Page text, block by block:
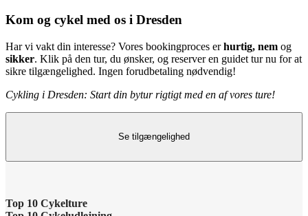
Kom og cykel med os i Dresden
Har vi vakt din interesse? Vores bookingproces erhurtig, nem og
sikker. Klik på den tur, du ønsker, og reserver en guidet tur nu for at
sikre tilgængelighed. Ingen forudbetaling nødvendig!
Cykling i Dresden: Start din bytur rigtigt med en af vores ture!
Se tilgængelighed
Top 10 Cykelture